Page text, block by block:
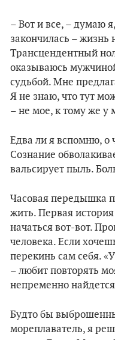
– Вот и все, – думаю
закончилась – жизнь
Трансцендентный
оказываюсь
судьбой. Мне
Я не знаю, что тут
– не мое, к тому же у
Едва ли я вспомню, о
Сознание
вальсирует пыль.
Часовая передышка
жить. Первая
начаться вот-вот.
человека. Если
перекинь сам себя.
– любит повторять
непременно
Будто бы
мореплаватель, я